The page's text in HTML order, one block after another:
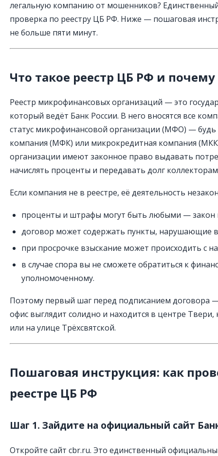
легальную компанию от мошенников?
проверка по реестру ЦБ РФ. Ниже — пошаговая
не больше пяти минут.
Что такое реестр ЦБ РФ и
Реестр микрофинансовых организаций — это
который ведёт Банк России. В него вносятся все
статус микрофинансовой организации (МФО) —
компания (МФК) или микрокредитная компания
организации имеют законное право выдавать
начислять проценты и передавать долг
Если компания не в реестре, её деятельность
проценты и штрафы могут быть любыми — закон
договор может содержать пункты, нарушающие
при просрочке взыскание может происходить с
в случае спора вы не сможете обратиться к
уполномоченному.
Поэтому первый шаг перед подписанием договора
офис выглядит солидно и находится в центре
или на улице Трёхсвятской.
Пошаговая инструкция: как
реестре ЦБ РФ
Шаг 1. Зайдите на официальный сайт
Откройте сайт cbr.ru. Это единственный